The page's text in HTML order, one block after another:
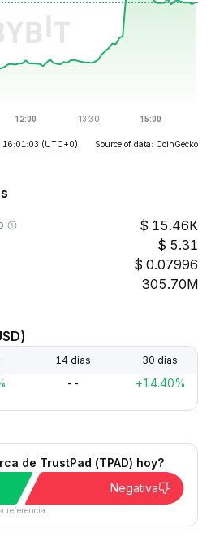
(UTC+0) Source of data: CoinGecko
15.46K
5.31
0.07996
305.70M
14 días 30 días
-- +14.40%
de TrustPad (TPAD) hoy?
Negativa
referencia.